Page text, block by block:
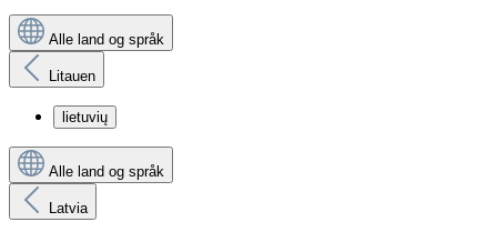
Alle land og språk
Litauen
lietuvių
Alle land og språk
Latvia